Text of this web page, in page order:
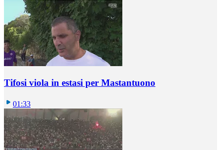
Tifosi viola in estasi per Mastantuono
01:33